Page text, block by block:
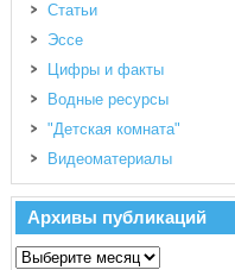
Статьи
Эссе
Цифры и факты
Водные ресурсы
"Детская комната"
Видеоматериалы
Архивы публикаций